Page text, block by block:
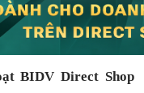
BIDV Direct Shop